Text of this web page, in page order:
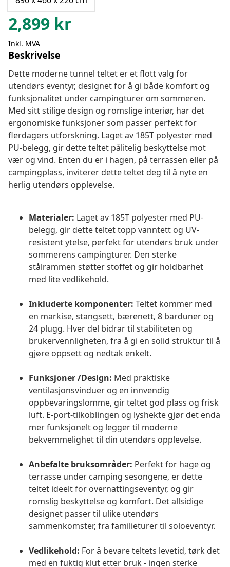
2,899 kr
Inkl. MVA
Beskrivelse
Dette moderne tunnel teltet er et flott valg for
utendørs eventyr, designet for å gi både komfort og
funksjonalitet under campingturer om sommeren.
Med sitt stilige design og romslige interiør, har det
ergonomiske funksjoner som passer perfekt for
flerdagers utforskning. Laget av 185T polyester med
PU-belegg, gir dette teltet pålitelig beskyttelse mot
vær og vind. Enten du er i hagen, på terrassen eller på
campingplass, inviterer dette teltet deg til å nyte en
herlig utendørs opplevelse.
Materialer: Laget av 185T polyester med PU-
belegg, gir dette teltet topp vanntett og UV-
resistent ytelse, perfekt for utendørs bruk under
sommerens campingturer. Den sterke
stålrammen støtter stoffet og gir holdbarhet
med lite vedlikehold.
Inkluderte komponenter: Teltet kommer med
en markise, stangsett, bærenett, 8 barduner og
24 plugg. Hver del bidrar til stabiliteten og
brukervennligheten, fra å gi en solid struktur til å
gjøre oppsett og nedtak enkelt.
Funksjoner /Design: Med praktiske
ventilasjonsvinduer og en innvendig
oppbevaringslomme, gir teltet god plass og frisk
luft. E-port-tilkoblingen og lyshekte gjør det enda
mer funksjonelt og legger til moderne
bekvemmelighet til din utendørs opplevelse.
Anbefalte bruksområder: Perfekt for hage og
terrasse under camping sesongene, er dette
teltet ideelt for overnattingseventyr, og gir
romslig beskyttelse og komfort. Det allsidige
designet passer til ulike utendørs
sammenkomster, fra familieturer til soloeventyr.
Vedlikehold: For å bevare teltets levetid, tørk det
med en fuktig klut etter bruk - ingen sterke